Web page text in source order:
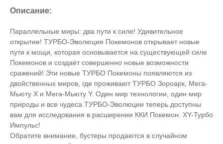
Описание:
Параллельные миры: два пути к силе! Удивительное
открытие! ТУРБО-Эволюция Покемонов открывает новые
пути к мощи, которая основывается на существующей силе
Покемонов и создаёт совершенно новые возможности
сражений! Эти новые ТУРБО Покемоны появляются из
двойственных миров, где проживают ТУРБО Зороарк, Мега-
Мьюту Х и Мега-Мьюту Y. Один мир технологии, один мир
природы и все чудеса ТУРБО-Эволюции теперь доступны
вам для исследования в расширении ККИ Покемон: XY-Турбо
Импульс!
Обратите внимание, бустеры продаются в случайном